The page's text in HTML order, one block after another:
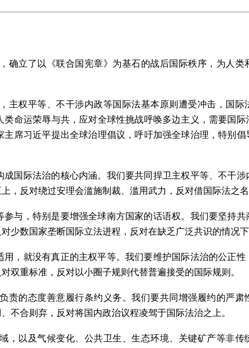
确立了以《联合国宪章》为基石的战后国际秩序，为人类
主权平等、不干涉内政等国际法基本原则遭受冲击，国际
命运荣辱与共，应对全球性挑战呼唤多边主义，需要国
席习近平提出全球治理倡议，呼吁加强全球治理，特别
国际法治的核心内涵。我们要共同捍卫主权平等、不干涉
，反对绕过安理会滥施制裁、滥用武力，反对借国际法之名
与，特别是要增强全球南方国家的话语权。我们要坚持
数国家垄断国际立法进程，反对在缺乏广泛共识的情况下
，就没有真正的主权平等。我们要维护国际法治的公正
双重标准，反对以小圈子规则代替普遍接受的国际规则。
责的态度善意履行条约义务。我们要共同增强履约的严肃
不合则弃，反对将国内政治议程凌驾于国际法治之上。
以及气候变化、公共卫生、生态环境、关键矿产等非传